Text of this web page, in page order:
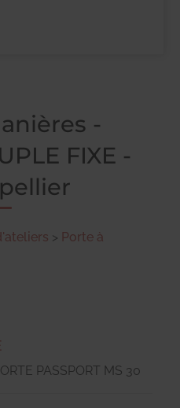
-
FIXE -
> Porte à
PASSPORT MS 30